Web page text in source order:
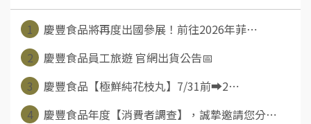
1
慶豐食品將再度出國參展！前往2026年菲⋯
2
慶豐食品員工旅遊 官網出貨公告📅
3
慶豐食品【極鮮純花枝丸】7/31前➡️2⋯
4
慶豐食品年度【消費者調查】，誠摯邀請您分⋯